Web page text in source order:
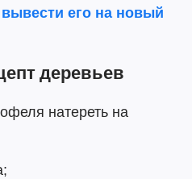
его на новый
деревьев
натереть на